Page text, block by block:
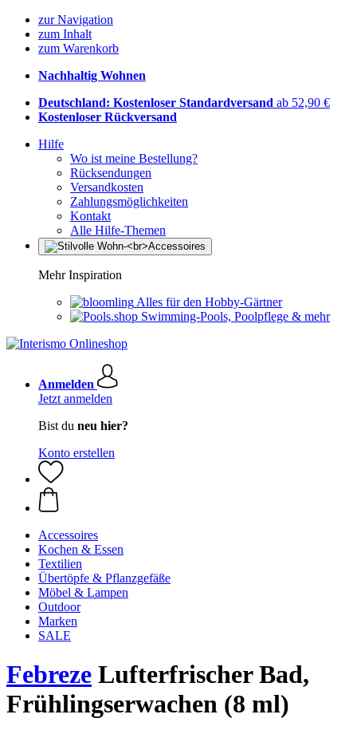
zur Navigation
zum Inhalt
zum Warenkorb
Nachhaltig Wohnen
Deutschland: Kostenloser Standardversand ab 52,90 €
Kostenloser Rückversand
Hilfe
Wo ist meine Bestellung?
Rücksendungen
Versandkosten
Zahlungsmöglichkeiten
Kontakt
Alle Hilfe-Themen
Mehr Inspiration
Alles für den Hobby-Gärtner
Swimming-Pools, Poolpflege & mehr
Anmelden
Jetzt anmelden
Bist du neu hier?
Konto erstellen
Accessoires
Kochen & Essen
Textilien
Übertöpfe & Pflanzgefäße
Möbel & Lampen
Outdoor
Marken
SALE
Febreze Lufterfrischer Bad,
Frühlingserwachen (8 ml)